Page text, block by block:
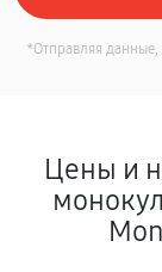
*Отправляя данные,
Цены и